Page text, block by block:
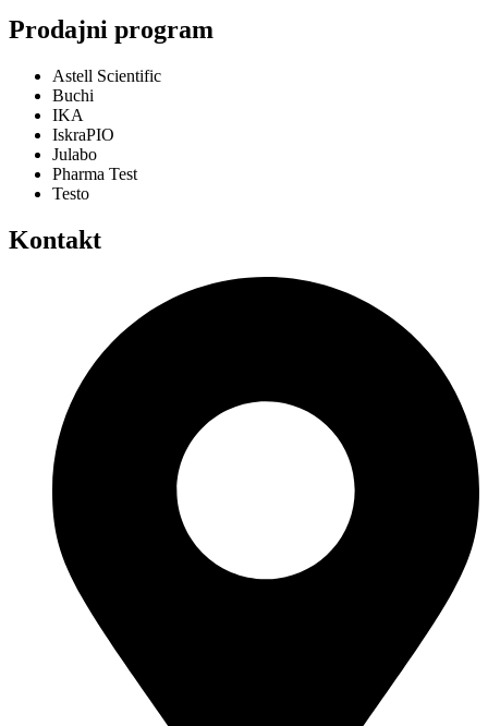
Prodajni program
Astell Scientific
Buchi
IKA
IskraPIO
Julabo
Pharma Test
Testo
Kontakt